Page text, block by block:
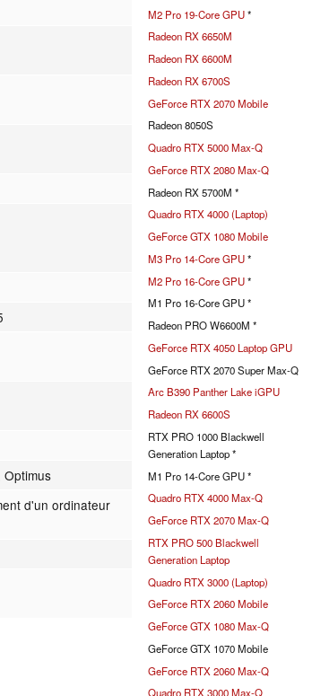
Optimus
d'un ordinateur
M2 Pro 19-Core GPU*
Radeon RX 6650M
Radeon RX 6600M
Radeon RX 6700S
GeForce RTX 2070 Mobile
Radeon 8050S
Quadro RTX 5000 Max-Q
GeForce RTX 2080 Max-Q
Radeon RX 5700M *
Quadro RTX 4000 (Laptop)
GeForce GTX 1080 Mobile
M3 Pro 14-Core GPU*
M2 Pro 16-Core GPU*
M1 Pro 16-Core GPU *
Radeon PRO W6600M *
GeForce RTX 4050 Laptop GPU
GeForce RTX 2070 Super Max-Q
Arc B390 Panther Lake iGPU
Radeon RX 6600S
RTX PRO 1000 Blackwell
Generation Laptop *
M1 Pro 14-Core GPU *
Quadro RTX 4000 Max-Q
GeForce RTX 2070 Max-Q
RTX PRO 500 Blackwell
Generation Laptop
Quadro RTX 3000 (Laptop)
GeForce RTX 2060 Mobile
GeForce GTX 1080 Max-Q
GeForce GTX 1070 Mobile
GeForce RTX 2060 Max-Q
Quadro RTX 3000 Max-Q